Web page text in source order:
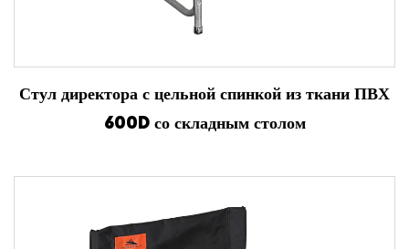
Стул директора с цельной спинкой из ткани ПВХ
600D со складным столом